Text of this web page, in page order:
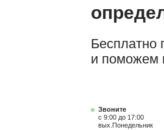
Бесплатно
и поможем
Звоните
с 9:00 до 17:00
вых.Понедельник